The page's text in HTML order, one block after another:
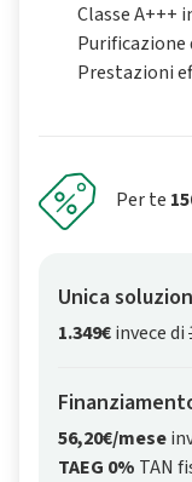
Classe A+++
Purificazione
Prestazioni
Per te
Unica
1.349€invece di
56,20€/mese
TAEG 0% TAN